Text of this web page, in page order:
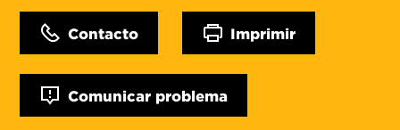
Contacto Imprimir
Comunicar problema